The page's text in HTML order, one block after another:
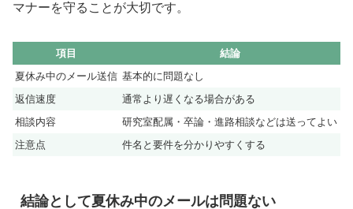
マナーを守ることが大切です。
項目
結論
夏休み中のメール送信 基本的に問題なし
返信速度
通常より遅くなる場合がある
相談内容
研究室配属・卒論・進路相談などは送ってよい
注意点
件名と要件を分かりやすくする
結論として夏休み中のメールは問題ない